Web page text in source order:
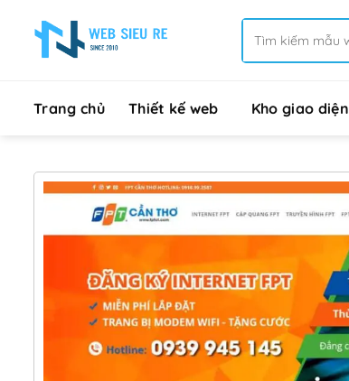
kiếm:
Trang chủ Thiết kế web Kho giao diện